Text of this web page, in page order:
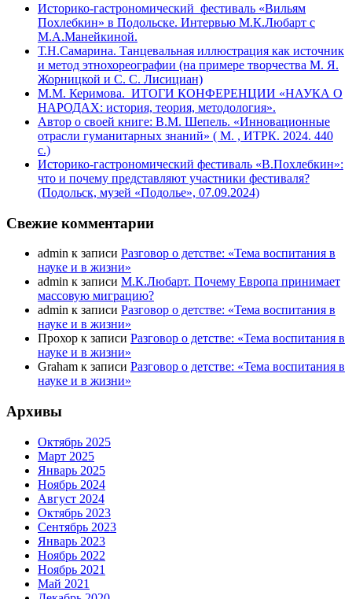
Историко-гастрономический фестиваль «Вильям
Похлебкин» в Подольске. Интервью М.К.Любарт с
М.А.Манейкиной.
Т.Н.Самарина. Танцевальная иллюстрация как источник
и метод этнохореографии (на примере творчества М. Я.
Жорницкой и С. С. Лисициан)
М.М. Керимова. ИТОГИ КОНФЕРЕНЦИИ «НАУКА О
НАРОДАХ: история, теория, методология».
Автор о своей книге: В.М. Шепель. «Инновационные
отрасли гуманитарных знаний» ( М. , ИТРК. 2024. 440
с.)
Историко-гастрономический фестиваль «В.Похлебкин»:
что и почему представляют участники фестиваля?
(Подольск, музей «Подолье», 07.09.2024)
Свежие комментарии
admin к записи Разговор о детстве: «Тема воспитания в
науке и в жизни»
admin к записи М.К.Любарт. Почему Европа принимает
массовую миграцию?
admin к записи Разговор о детстве: «Тема воспитания в
науке и в жизни»
Прохор к записи Разговор о детстве: «Тема воспитания в
науке и в жизни»
Graham к записи Разговор о детстве: «Тема воспитания в
науке и в жизни»
Архивы
Октябрь 2025
Март 2025
Январь 2025
Ноябрь 2024
Август 2024
Октябрь 2023
Сентябрь 2023
Январь 2023
Ноябрь 2022
Ноябрь 2021
Май 2021